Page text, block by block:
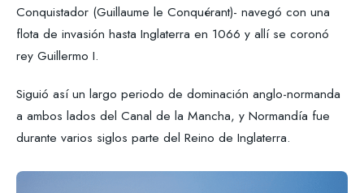
Conquistador (Guillaume le Conquérant)- navegó con una
flota de invasión hasta Inglaterra en 1066 y allí se coronó
rey Guillermo I.
Siguió así un largo periodo de dominación anglo-normanda
a ambos lados del Canal de la Mancha, y Normandía fue
durante varios siglos parte del Reino de Inglaterra.